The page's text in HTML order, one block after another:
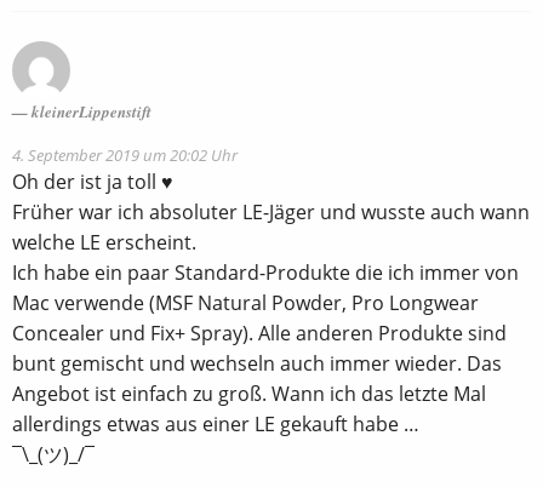
kleinerLippenstift
4. September 2019 um 20:02 Uhr
Oh der ist ja toll ♥
Früher war ich absoluter LE-Jäger und wusste auch wann
welche LE erscheint.
Ich habe ein paar Standard-Produkte die ich immer von
Mac verwende (MSF Natural Powder, Pro Longwear
Concealer und Fix+ Spray). Alle anderen Produkte sind
bunt gemischt und wechseln auch immer wieder. Das
Angebot ist einfach zu groß. Wann ich das letzte Mal
allerdings etwas aus einer LE gekauft habe …
¯\_(ツ)_/¯